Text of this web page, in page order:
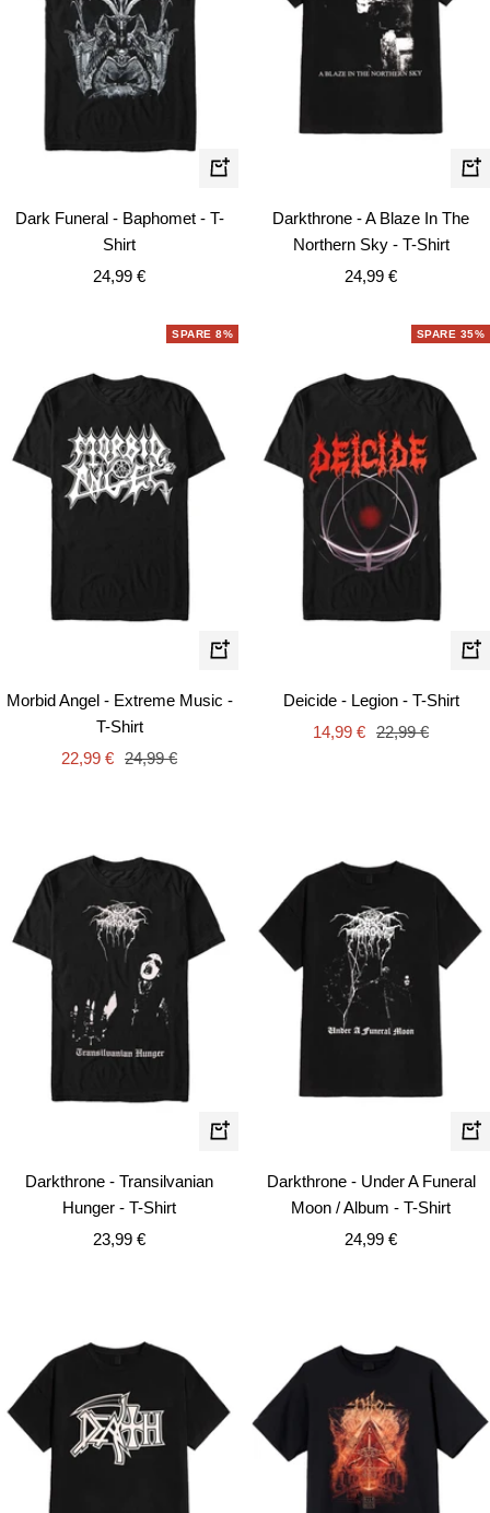
Schnellansicht
Dark Funeral - Baphomet - T-
Shirt
Angebotspreis
24,99 €
Darkthrone - A Blaze In The
Northern Sky - T-Shirt
Angebotspreis
24,99 €
SPARE 8%
Schnellansicht
Morbid Angel - Extreme Music -
T-Shirt
Angebotspreis
22,99 € Regulärer
24,99 €
SPARE 35%
Deicide - Legion - T-Shirt
Angebotspreis
14,99 € Regulärer
22,99 €
Schnellansicht
Darkthrone - Transilvanian
Hunger - T-Shirt
Angebotspreis
23,99 €
Darkthrone - Under A Funeral
Moon / Album - T-Shirt
Angebotspreis
24,99 €